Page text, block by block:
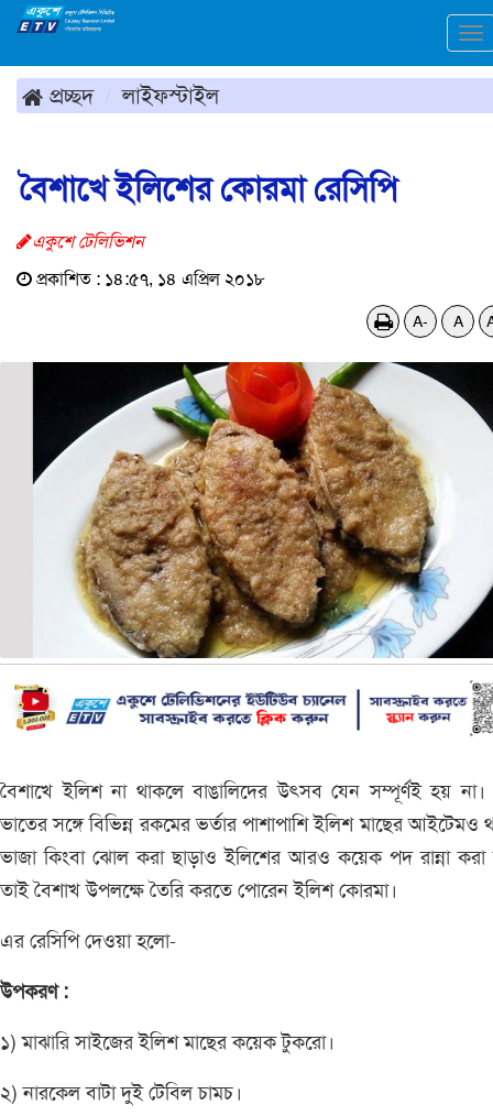
প্রচ্ছদ লাইফস্টাইল
বৈশাখে ইলিশের কোরমা রেসিপি
একুশে টেলিভিশন
প্রকাশিত : ১৪:৫৭, ১৪ এপ্রিল ২০১৮
A- A
বৈশাখে ইলিশ না থাকলে বাঙালিদের উৎসব যেন সম্পূর্ণই হয় না।
ভাতের সঙ্গে বিভিন্ন রকমের ভর্তার পাশাপাশি ইলিশ মাছের আইটেমও
ভাজা কিংবা ঝোল করা ছাড়াও ইলিশের আরও কয়েক পদ রান্না করা
তাই বৈশাখ উপলক্ষে তৈরি করতে পোরেন ইলিশ কোরমা।
এর রেসিপি দেওয়া হলো-
উপকরণ :
১) মাঝারি সাইজের ইলিশ মাছের কয়েক টুকরো।
২) নারকেল বাটা দুই টেবিল চামচ।